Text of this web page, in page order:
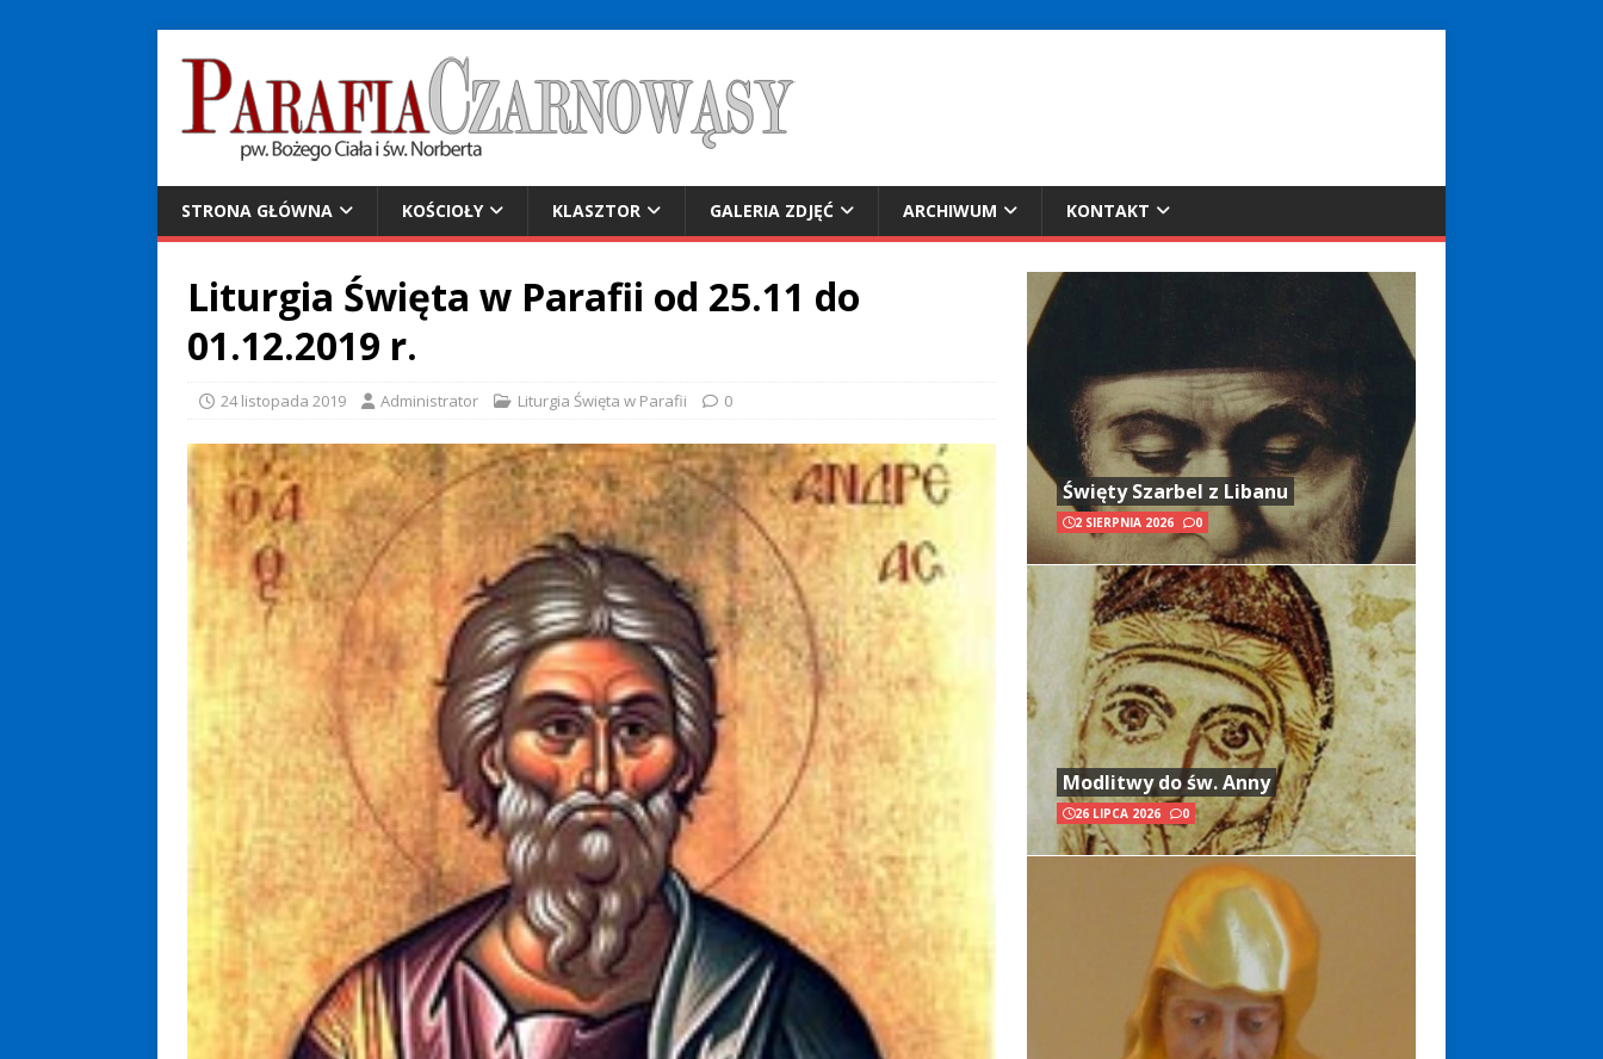
STRONA GŁÓWNA KOŚCIOŁY KLASZTOR GALERIA ZDJĘĆ ARCHIWUM KONTAKT
Liturgia Święta w Parafii od 25.11 do
01.12.2019 r.
24 listopada 2019 Administrator Liturgia Święta w Parafii 0
Święty Szarbel z Libanu
2 SIERPNIA 2026 0
Modlitwy do św. Anny
26 LIPCA 2026 0